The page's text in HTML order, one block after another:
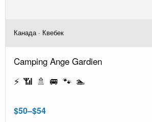
Канада · Квебек
Camping Ange Gardien
⚡ 📶 🚿 🚐 🐾 🏊
$50–$54